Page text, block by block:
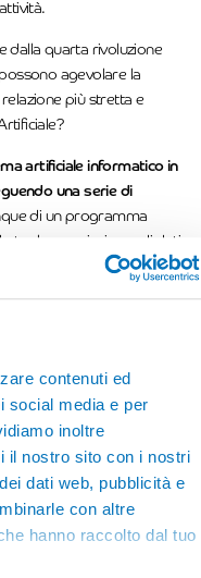
contenuti ed
social media e per
inoltre
il nostro sito con i nostri
dati web, pubblicità e
con altre
hanno raccolto dal tuo
dalla quarta rivoluzione
agevolare la
più stretta e
artificiale informatico in
una serie di
di un programma
tra loro un insieme di dati
questo tipo di tecnologia
le risposte del servizio
attraverso il percorso
assicurare all’officina
posto, facilitando